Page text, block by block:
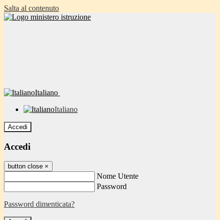
Salta al contenuto
Italiano
Italiano
Accedi
Accedi
button close ×
Nome Utente
Password
Password dimenticata?